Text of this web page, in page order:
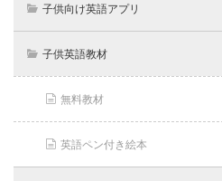
子供向け英語アプリ
子供英語教材
無料教材
英語ペン付き絵本